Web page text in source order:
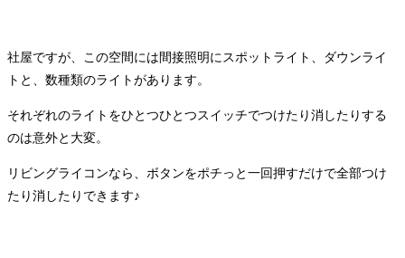
社屋ですが、この空間には間接照明にスポットライト、ダウンライ
トと、数種類のライトがあります。
それぞれのライトをひとつひとつスイッチでつけたり消したりする
のは意外と大変。
リビングライコンなら、ボタンをポチっと一回押すだけで全部つけ
たり消したりできます♪